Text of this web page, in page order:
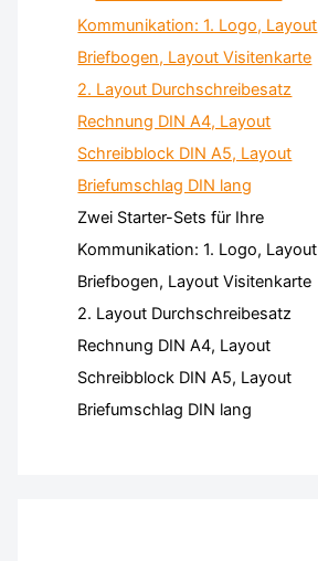
Zwei Starter-Sets für Ihre
Kommunikation: 1. Logo, Layout
Briefbogen, Layout Visitenkarte
2. Layout Durchschreibesatz
Rechnung DIN A4, Layout
Schreibblock DIN A5, Layout
Briefumschlag DIN lang